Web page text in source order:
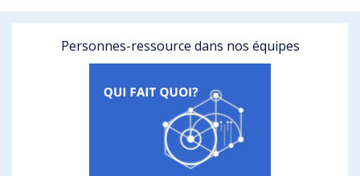
Personnes-ressource dans nos équipes